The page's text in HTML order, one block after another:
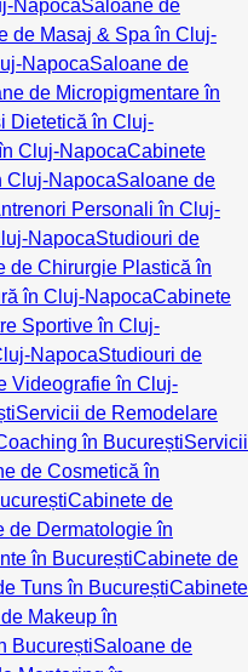
NapocaSaloane de
de Masaj & Spa în Cluj-
NapocaSaloane de
de Micropigmentare în
Dietetică în Cluj-
Cluj-NapocaCabinete
Cluj-NapocaSaloane de
Personali în Cluj-
NapocaStudiouri de
de Chirurgie Plastică în
în Cluj-NapocaCabinete
Sportive în Cluj-
NapocaStudiouri de
Videografie în Cluj-
Servicii de Remodelare
în BucureștiServicii
de Cosmetică în
Cabinete de
de Dermatologie în
în BucureștiCabinete de
Tuns în BucureștiCabinete
Makeup în
BucureștiSaloane de